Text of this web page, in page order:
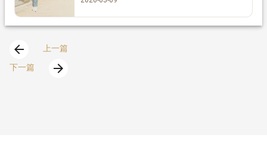
arrow_back
上一篇
下一篇
arrow_forward